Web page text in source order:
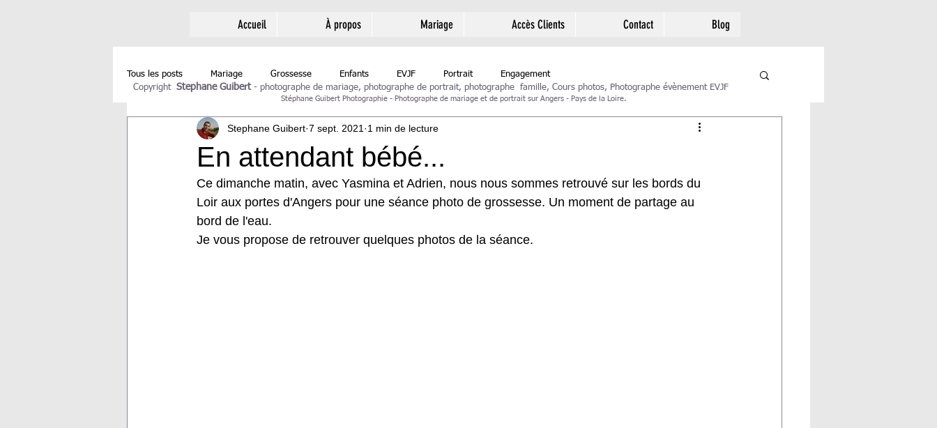
Accueil À propos Mariage Accès Clients Contact Blog
Tous les posts Mariage Grossesse Enfants EVJF Portrait Engagement
En attendant bébé...
Stephane Guibert 7 sept. 2021 1 min de lecture
Ce dimanche matin, avec Yasmina et Adrien, nous nous sommes retrouvé sur les bords du
Loir aux portes d'Angers pour une séance photo de grossesse. Un moment de partage au
bord de l'eau.
Je vous propose de retrouver quelques photos de la séance.
Copyright Stephane Guibert- photographe de mariage, photographe de portrait, photographe famille, Cours photos, Photographe évènement EVJF
Stéphane Guibert Photographie - Photographe de mariage et de portrait sur Angers - Pays de la Loire.